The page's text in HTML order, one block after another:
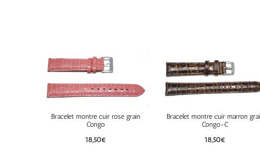
Bracelet montre cuir rose grain
Congo
18,50€
Bracelet montre cuir marron
Congo-C
18,50€